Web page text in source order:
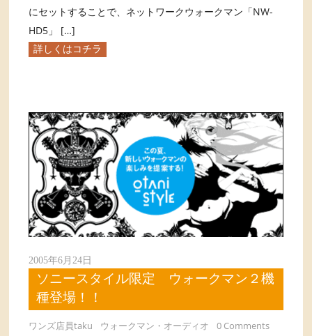
にセットすることで、ネットワークウォークマン「NW-
HD5」 […]
詳しくはコチラ
2005年6月24日
ソニースタイル限定 ウォークマン２機
種登場！！
ワンズ店員taku ウォークマン・オーディオ 0 Comments